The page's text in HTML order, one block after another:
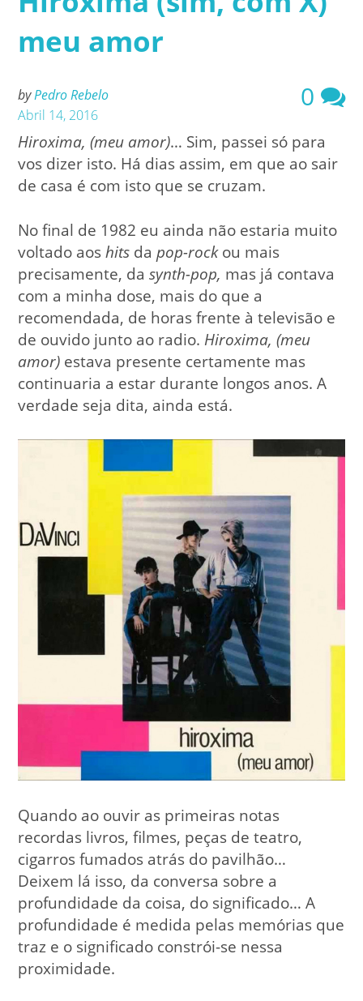
meu amor
byPedro Rebelo
Abril 14, 2016
0
Hiroxima, (meu amor)… Sim, passei só para
vos dizer isto. Há dias assim, em que ao sair
de casa é com isto que se cruzam.
No final de 1982 eu ainda não estaria muito
voltado aoshits dapop-rockou mais
precisamente, dasynth-pop, mas já contava
com a minha dose, mais do que a
recomendada, de horas frente à televisão e
de ouvido junto ao radio. Hiroxima, (meu
amor) estava presente certamente mas
continuaria a estar durante longos anos. A
verdade seja dita, ainda está.
Quando ao ouvir as primeiras notas
recordas livros, filmes, peças de teatro,
cigarros fumados atrás do pavilhão…
Deixem lá isso, da conversa sobre a
profundidade da coisa, do significado… A
profundidade é medida pelas memórias que
traz e o significado constrói-se nessa
proximidade.